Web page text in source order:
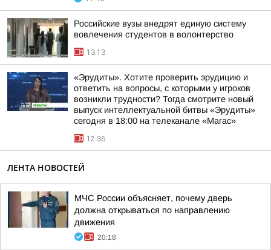
Российские вузы внедрят единую систему
вовлечения студентов в волонтерство
13:13
«Эрудиты». Хотите проверить эрудицию и
ответить на вопросы, с которыми у игроков
возникли трудности? Тогда смотрите новый
выпуск интеллектуальной битвы «Эрудиты»
сегодня в 18:00 на телеканале «Магас»
12:36
ЛЕНТА НОВОСТЕЙ
МЧС России объясняет, почему дверь
должна открываться по направлению
движения
20:18